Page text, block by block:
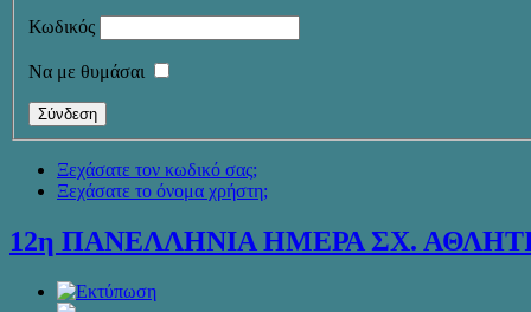
Κωδικός
Να με θυμάσαι
Ξεχάσατε τον κωδικό σας;
Ξεχάσατε το όνομα χρήστη;
12η ΠΑΝΕΛΛΗΝΙΑ ΗΜΕΡΑ ΣΧ.